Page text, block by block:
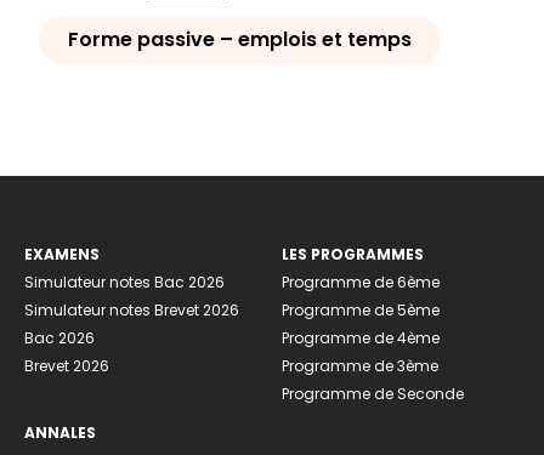
Forme passive – emplois et temps
EXAMENS
Simulateur notes Bac 2026
Simulateur notes Brevet 2026
Bac 2026
Brevet 2026
ANNALES
LES PROGRAMMES
Programme de 6ème
Programme de 5ème
Programme de 4ème
Programme de 3ème
Programme de Seconde